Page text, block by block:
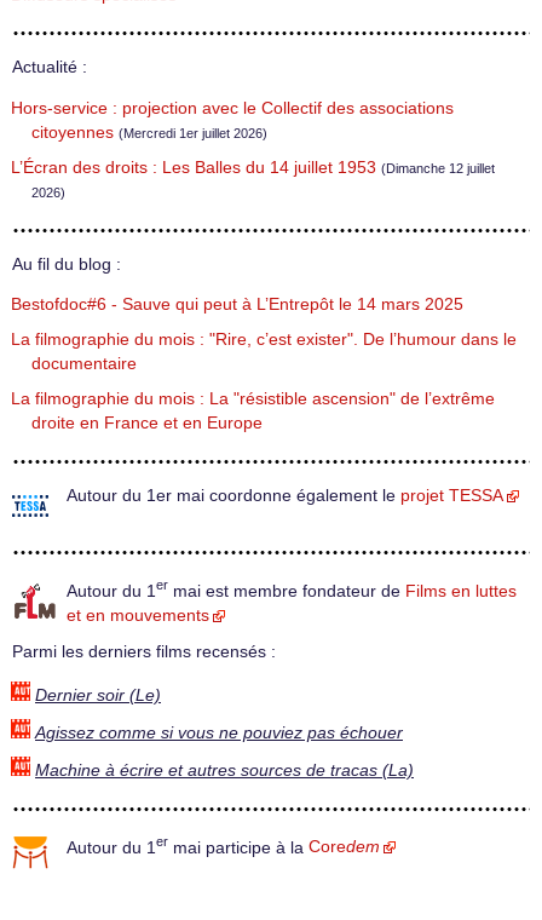
Actualité :
Hors-service : projection avec le Collectif des associations
citoyennes (Mercredi 1er juillet 2026)
L’Écran des droits : Les Balles du 14 juillet 1953 (Dimanche 12 juillet
2026)
Au fil du blog :
Bestofdoc#6 - Sauve qui peut à L’Entrepôt le 14 mars 2025
La filmographie du mois : "Rire, c’est exister". De l’humour dans le
documentaire
La filmographie du mois : La "résistible ascension" de l’extrême
droite en France et en Europe
Autour du 1er mai coordonne également le projet TESSA
Autour du 1 er mai est membre fondateur de Films en luttes
et en mouvements
Parmi les derniers films recensés :
Dernier soir (Le)
Agissez comme si vous ne pouviez pas échouer
Machine à écrire et autres sources de tracas (La)
Autour du 1 er mai participe à la Coredem